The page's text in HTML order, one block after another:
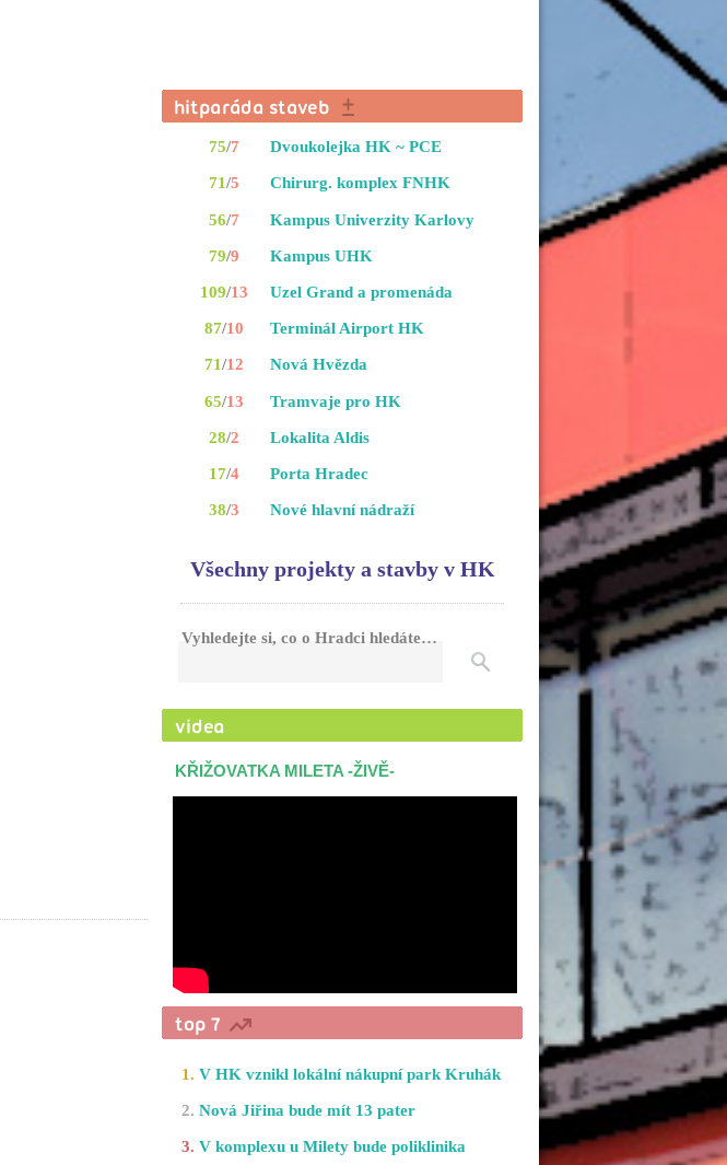
75/7
71/5
56/7
79/9
109/13
87/10
71/12
65/13
28/2
17/4
38/3
Dvoukolejka HK ~ PCE
Chirurg. komplex FNHK
Kampus Univerzity Karlovy
Kampus UHK
Uzel Grand a promenáda
Terminál Airport HK
Nová Hvězda
Tramvaje pro HK
Lokalita Aldis
Porta Hradec
Nové hlavní nádraží
Všechny projekty a stavby v HK
Vyhledejte si, co o Hradci hledáte…
KŘIŽOVATKA MILETA -ŽIVĚ-
1. V HK vznikl lokální nákupní park Kruhák
2. Nová Jiřina bude mít 13 pater
3. V komplexu u Milety bude poliklinika